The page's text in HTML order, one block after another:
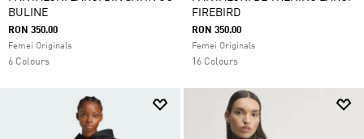
BULINE
RON 350.00
Femei Originals
6 Colours
FIREBIRD
RON 350.00
Femei Originals
16 Colours